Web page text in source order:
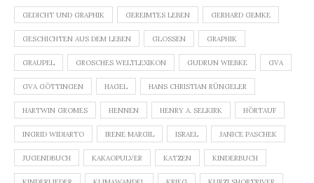
GEDICHT UND GRAPHIK GEREIMTES LEBEN GERHARD GEMKE
GESCHICHTEN AUS DEM LEBEN GLOSSEN GRAPHIK
GRAUPEL GROSCHES WELTLEXIKON GUDRUN WIEBKE GVA
GVA GÖTTINGEN HAGEL HANS CHRISTIAN RÜNGELER
HARTWIN GROMES HENNEN HENRY A. SELKIRK HÖRTAUF
INGRID WIDIARTO IRENE MARGIL ISRAEL JANICE PASCHEK
JUGENDBUCH KAKAOPULVER KATZEN KINDERBUCH